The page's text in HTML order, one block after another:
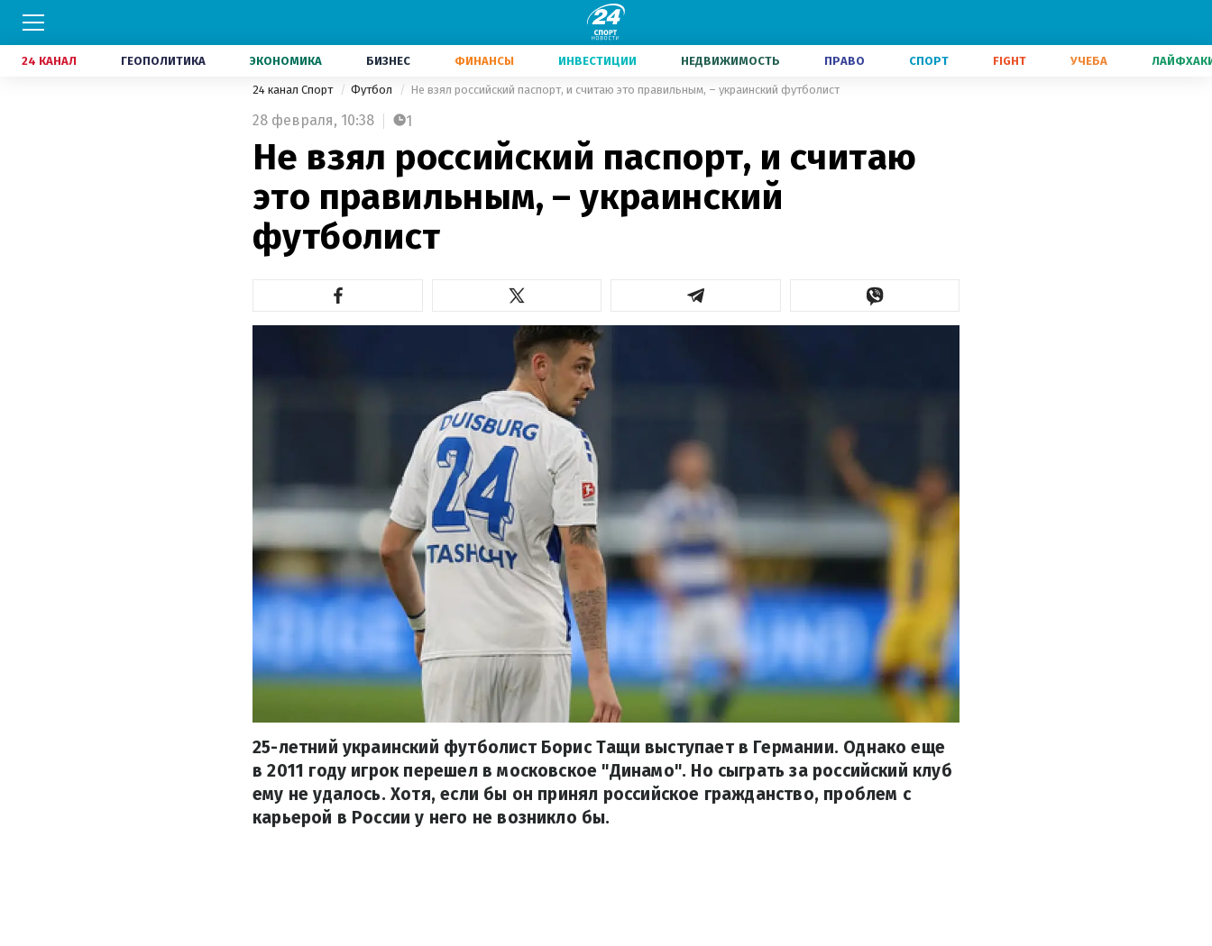
24 КАНАЛ ГЕОПОЛИТИКА ЭКОНОМИКА БИЗНЕС ФИНАНСЫ ИНВЕСТИЦИИ НЕДВИЖИМОСТЬ ПРАВО СПОРТ FIGHT УЧЕБА
24 канал Спорт Футбол Не взял российский паспорт, и считаю это правильным, – украинский футболист
28 февраля, 10:38 1
Не взял российский паспорт, и считаю
это правильным, – украинский
футболист
25-летний украинский футболист Борис Тащи выступает в Германии. Однако еще
в 2011 году игрок перешел в московское "Динамо". Но сыграть за российский клуб
ему не удалось. Хотя, если бы он принял российское гражданство, проблем с
карьерой в России у него не возникло бы.